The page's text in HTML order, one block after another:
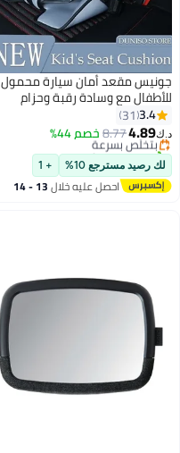
جونيس مقعد أمان سيارة محمول
للأطفال مع وسادة رقبة وحزام
بخمس نقاط تثبيت
3.4
31
د.ك‏4.89
8.77خصم 44%
#1 في اكسسوارات السيارات
أقل سعر في 30 يوم
بتخلّص بسرعة
تم بيع +10 مؤخرًا
#1 في اكسسوارات السيارات
لك رصيد مسترجع 10% + 1
احصل عليه خلال 13 - 14